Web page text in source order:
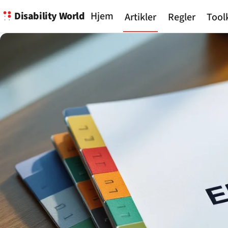
Disability World Hjem Artikler Regler